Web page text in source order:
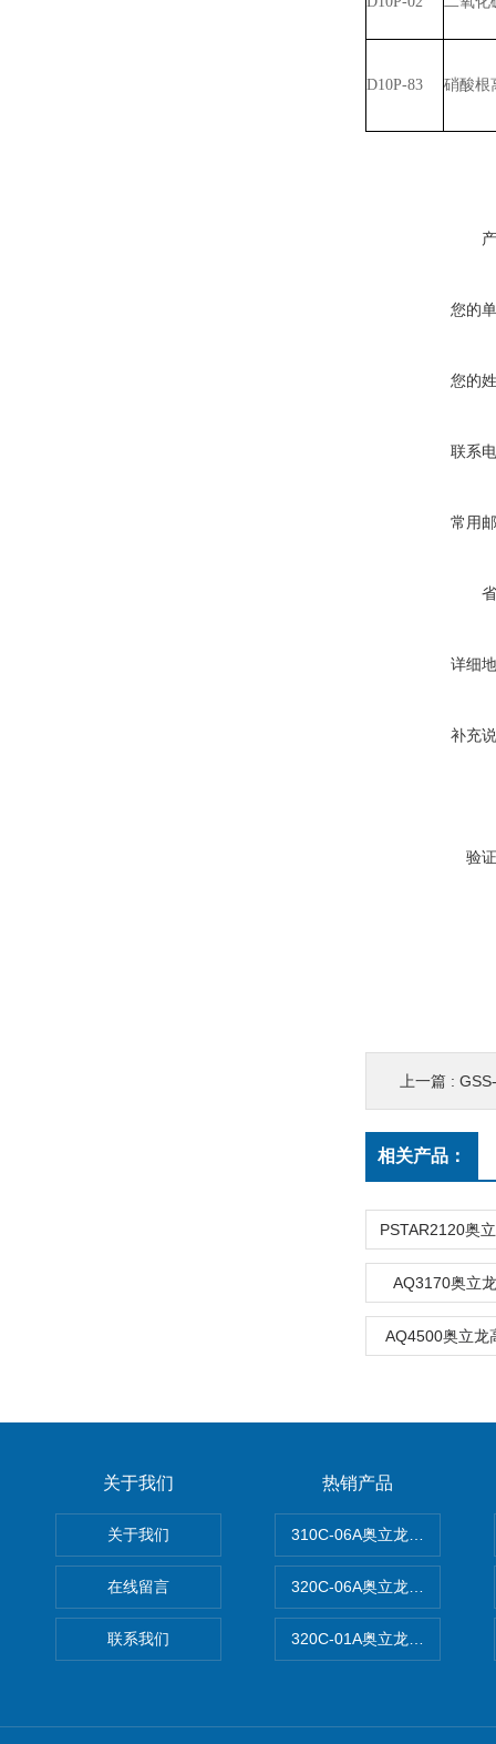
D10P-83 硝酸根
您的
您的
联系
常用
详细
补充
验
上一篇 :
相关产品：
AQ3170奥立
AQ4500奥立龙
关于我们
关于我们
在线留言
联系我们
热销产品
310C-06A奥立龙实验室台式
320C-06A奥立龙实验室便携
320C-01A奥立龙实验室便携